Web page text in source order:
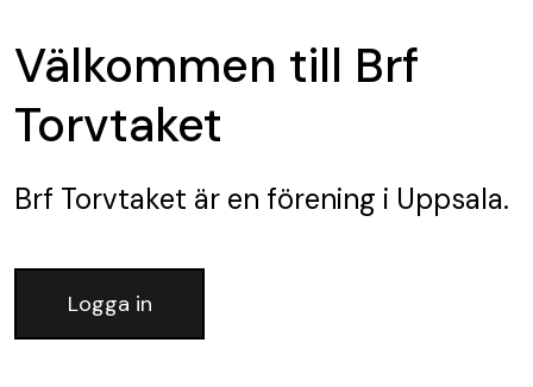
Välkommen till Brf
Torvtaket
Brf Torvtaket är en förening i Uppsala.
Logga in